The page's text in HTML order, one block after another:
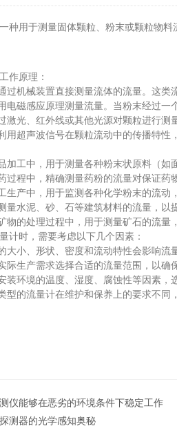
用于测量固体颗粒、粉末或颗粒物料
作原理：
机械装置直接测量流体的流量。这类
磁感应原理测量流量。当粉末经过一
光、红外线或其他光源对颗粒进行测
超声波信号在颗粒流动中的传播特性
工中，用于测量各种粉末状原料（如
程中，精确测量药粉的流量对保证药
产中，用于监测各种化学粉末的流动
水泥、砂、石等建筑材料的流量，以
的处理过程中，用于测量矿石的流量
时，需要考虑以下几个因素：
小、形状、密度和流动特性会影响流
生产需求选择合适的流量范围，以确
环境的温度、湿度、腐蚀性等因素，
的流量计在维护和保养上的要求不同
仪能够在恶劣的环境条件下稳定工作
测器的光学感知奥秘